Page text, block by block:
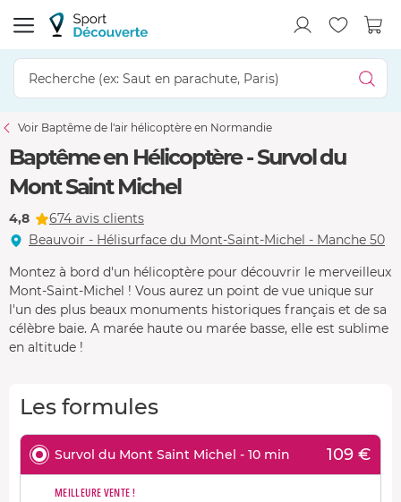
Voir Baptême de l'air hélicoptère en Normandie
Baptême en Hélicoptère - Survol du
Mont Saint Michel
4,8
674 avis clients
Beauvoir - Hélisurface du Mont-Saint-Michel - Manche 50
Montez à bord d'un hélicoptère pour découvrir le merveilleux
Mont-Saint-Michel ! Vous aurez un point de vue unique sur
l'un des plus beaux monuments historiques français et de sa
célèbre baie. A marée haute ou marée basse, elle est sublime
en altitude !
Les formules
Survol du Mont Saint Michel - 10 min 109 €
MEILLEURE VENTE !